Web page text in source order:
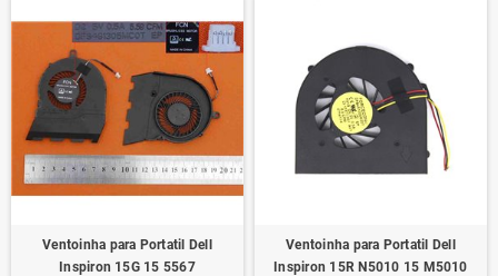
Ventoinha para Portatil Dell
Inspiron 15G 15 5567
Ventoinha para Portatil Dell
Inspiron 15R N5010 15 M5010